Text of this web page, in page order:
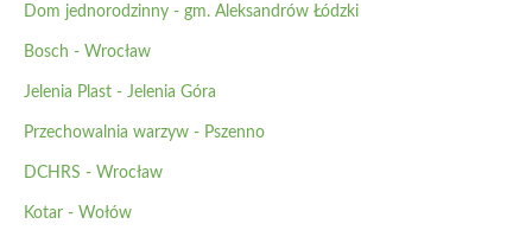
Dom jednorodzinny - gm. Aleksandrów Łódzki
Bosch - Wrocław
Jelenia Plast - Jelenia Góra
Przechowalnia warzyw - Pszenno
DCHRS - Wrocław
Kotar - Wołów